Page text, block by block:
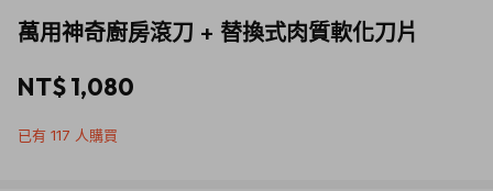
萬用神奇廚房滾刀 + 替換式肉質軟化刀片
NT$ 1,080
已有 117 人購買